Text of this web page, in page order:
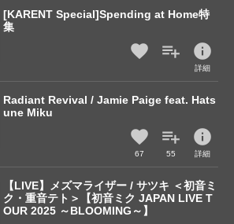
[KARENT Special]Spending at Home特
集
info
詳細
Radiant Revival / Jamie Paige feat. Hats
une Miku
67 55
info
詳細
【LIVE】メズマライザー / サツキ ＜初音ミ
ク・重音テト＞【初音ミク JAPAN LIVE T
OUR 2025 ～BLOOMING～】